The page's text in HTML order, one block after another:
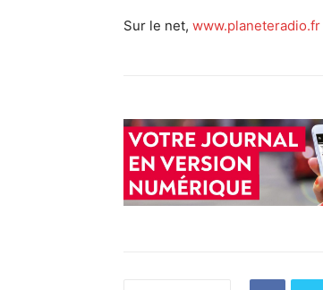
Sur le net, www.planeteradio.fr